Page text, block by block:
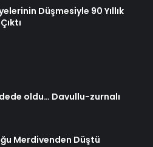
Düşmesiyle 90 Yıllık
oldu… Davullu-zurnalı
Merdivenden Düştü